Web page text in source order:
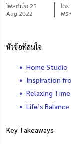
โพสต์เมื่อ 25
Aug 2022
โด
พร
หัวข้อที่สนใจ
Home Studio
Inspiration
Relaxing Time
Life’s Balance
Key Takeaways